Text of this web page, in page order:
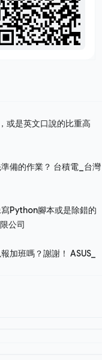
或是英文口說的比重高
備的作業？ 台積電_台灣
Python腳本或是除錯的
公司
加班嗎？謝謝！ ASUS_